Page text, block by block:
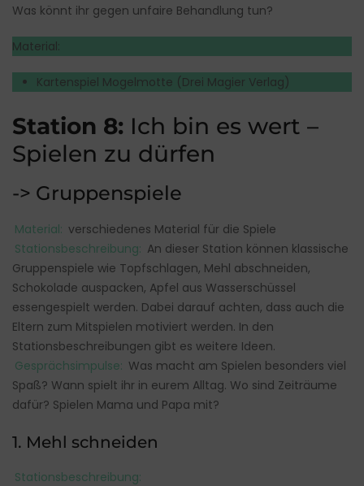
Was könnt ihr gegen unfaire Behandlung tun?
Material:
Kartenspiel Mogelmotte (Drei Magier Verlag)
Station 8: Ich bin es wert –
Spielen zu dürfen
-> Gruppenspiele
Material: verschiedenes Material für die Spiele
Stationsbeschreibung: An dieser Station können klassische
Gruppenspiele wie Topfschlagen, Mehl abschneiden,
Schokolade auspacken, Apfel aus Wasserschüssel
essengespielt werden. Dabei darauf achten, dass auch die
Eltern zum Mitspielen motiviert werden. In den
Stationsbeschreibungen gibt es weitere Ideen.
Gesprächsimpulse: Was macht am Spielen besonders viel
Spaß? Wann spielt ihr in eurem Alltag. Wo sind Zeiträume
dafür? Spielen Mama und Papa mit?
1. Mehl schneiden
Stationsbeschreibung: